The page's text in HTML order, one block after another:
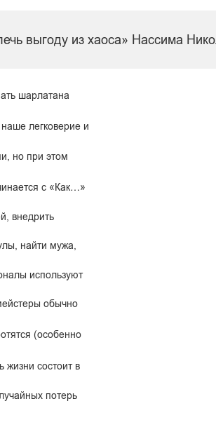
выгоду из хаоса» Нассима
шарлатана
наше легковерие и
но при этом
с «Как…»
внедрить
найти мужа,
используют
обычно
(особенно
жизни состоит в
потерь